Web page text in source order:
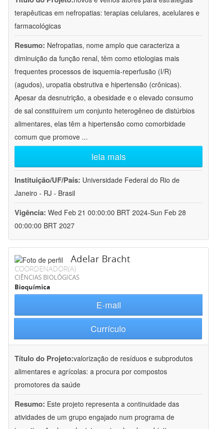
terapêuticas em nefropatias: terapias celulares, acelulares e
farmacológicas
Resumo: Nefropatias, nome amplo que caracteriza a
diminuição da função renal, têm como etiologias mais
frequentes processos de isquemia-reperfusão (I/R)
(agudos), uropatia obstrutiva e hipertensão (crônicas).
Apesar da desnutrição, a obesidade e o elevado consumo
de sal constituírem um conjunto heterogêneo de distúrbios
alimentares, elas têm a hipertensão como comorbidade
comum que promove ...
leia mais
Instituição/UF/País: Universidade Federal do Rio de
Janeiro - RJ - Brasil
Vigência: Wed Feb 21 00:00:00 BRT 2024-Sun Feb 28
00:00:00 BRT 2027
Adelar Bracht
COORDENADOR(A)
CIÊNCIAS BIOLÓGICAS
Bioquímica
E-mail
Currículo
Título do Projeto:valorização de resíduos e subprodutos
alimentares e agrícolas: a procura por compostos
promotores da saúde
Resumo: Este projeto representa a continuidade das
atividades de um grupo engajado num programa de